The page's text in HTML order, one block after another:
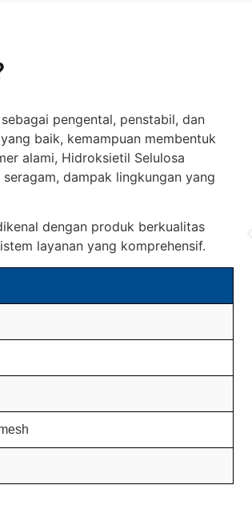
pengental, penstabil, dan
baik, kemampuan membentuk
alami, Hidroksietil Selulosa
dampak lingkungan yang
dengan produk berkualitas
layanan yang komprehensif.